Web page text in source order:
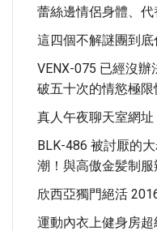
蕾絲邊情侶身體、代
這四個不解謎團到
VENX-075 已經沒
破五十次的情慾極限
真人午夜聊天室網址
BLK-486 被討厭的
潮！與高傲金髪制
欣西亞獨門絕活
運動內衣上健身房